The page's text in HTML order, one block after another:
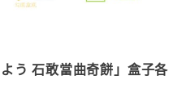
う 石敢當曲奇餅」盒子各